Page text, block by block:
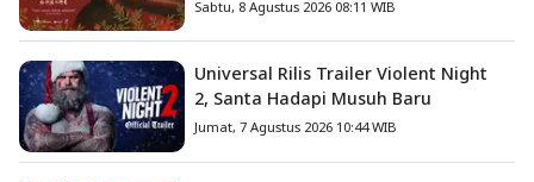
Sabtu, 8 Agustus 2026 08:11 WIB
Universal Rilis Trailer Violent Night
2, Santa Hadapi Musuh Baru
Jumat, 7 Agustus 2026 10:44 WIB